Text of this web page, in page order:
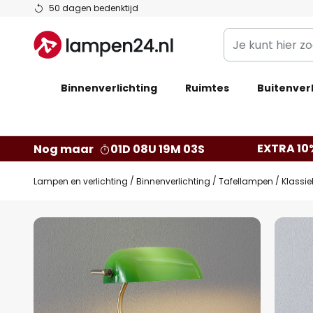
50 dagen bedenktijd
Ga
de
inhoud
Je
kunt
zoeken
webwinkel
Binnenverlichting Ruimtes
Nog maar 01D 08U 19M 02S EXTRA
Lampen en verlichting Binnenverlichting Tafellampen
Ga
einde
van